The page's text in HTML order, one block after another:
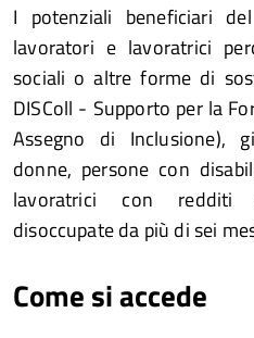
I potenziali beneficiari
lavoratori e lavoratrici
sociali o altre forme di
DISColl - Supporto per la
Assegno di Inclusione),
donne, persone con
lavoratrici con redditi
disoccupate da più di sei
Come si accede